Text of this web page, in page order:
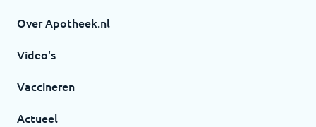
Over Apotheek.nl
Video's
Vaccineren
Actueel